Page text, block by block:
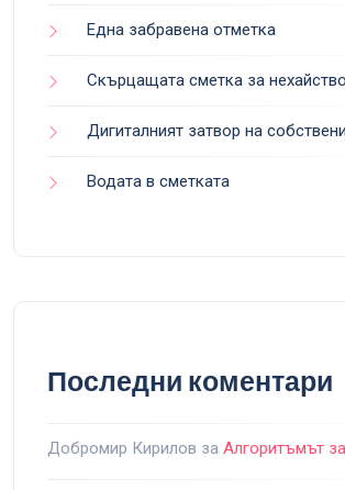
Една забравена отметка
Скърцащата сметка за нехайство
Дигиталният затвор на
Водата в сметката
Последни коментари
Добромир Кирилов за Алгоритъмът